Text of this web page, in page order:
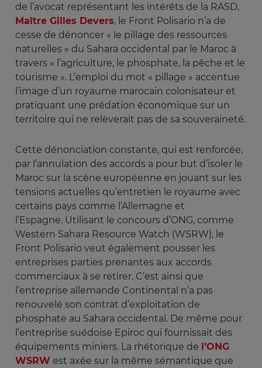
de l’avocat représentant les intérêts de la RASD,
Maître Gilles Devers, le Front Polisario n’a de
cesse de dénoncer « le pillage des ressources
naturelles » du Sahara occidental par le Maroc à
travers « l’agriculture, le phosphate, la pêche et le
tourisme ». L’emploi du mot « pillage » accentue
l’image d’un royaume marocain colonisateur et
pratiquant une prédation économique sur un
territoire qui ne relèverait pas de sa souveraineté.
Cette dénonciation constante, qui est renforcée,
par l’annulation des accords a pour but d’isoler le
Maroc sur la scène européenne en jouant sur les
tensions actuelles qu’entretien le royaume avec
certains pays comme l’Allemagne et
l’Espagne. Utilisant le concours d’ONG, comme
Western Sahara Resource Watch (WSRW), le
Front Polisario veut également pousser les
entreprises parties prenantes aux accords
commerciaux à se retirer. C’est ainsi que
l’entreprise allemande Continental n’a pas
renouvelé son contrat d’exploitation de
phosphate au Sahara occidental. De même pour
l’entreprise suédoise Epiroc qui fournissait des
équipements miniers. La rhétorique de l’ONG
WSRW est axée sur la même sémantique que